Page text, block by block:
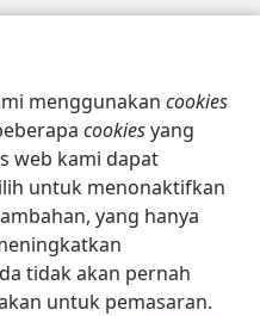
menggunakan cookies
cookiesyang
web kami dapat
untuk menonaktifkan
yang hanya
tidak akan pernah
untuk pemasaran.
Pengawal